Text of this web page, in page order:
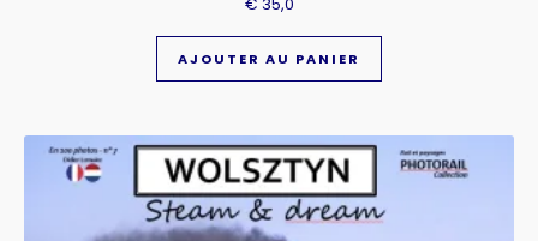
AJOUTER AU PANIER